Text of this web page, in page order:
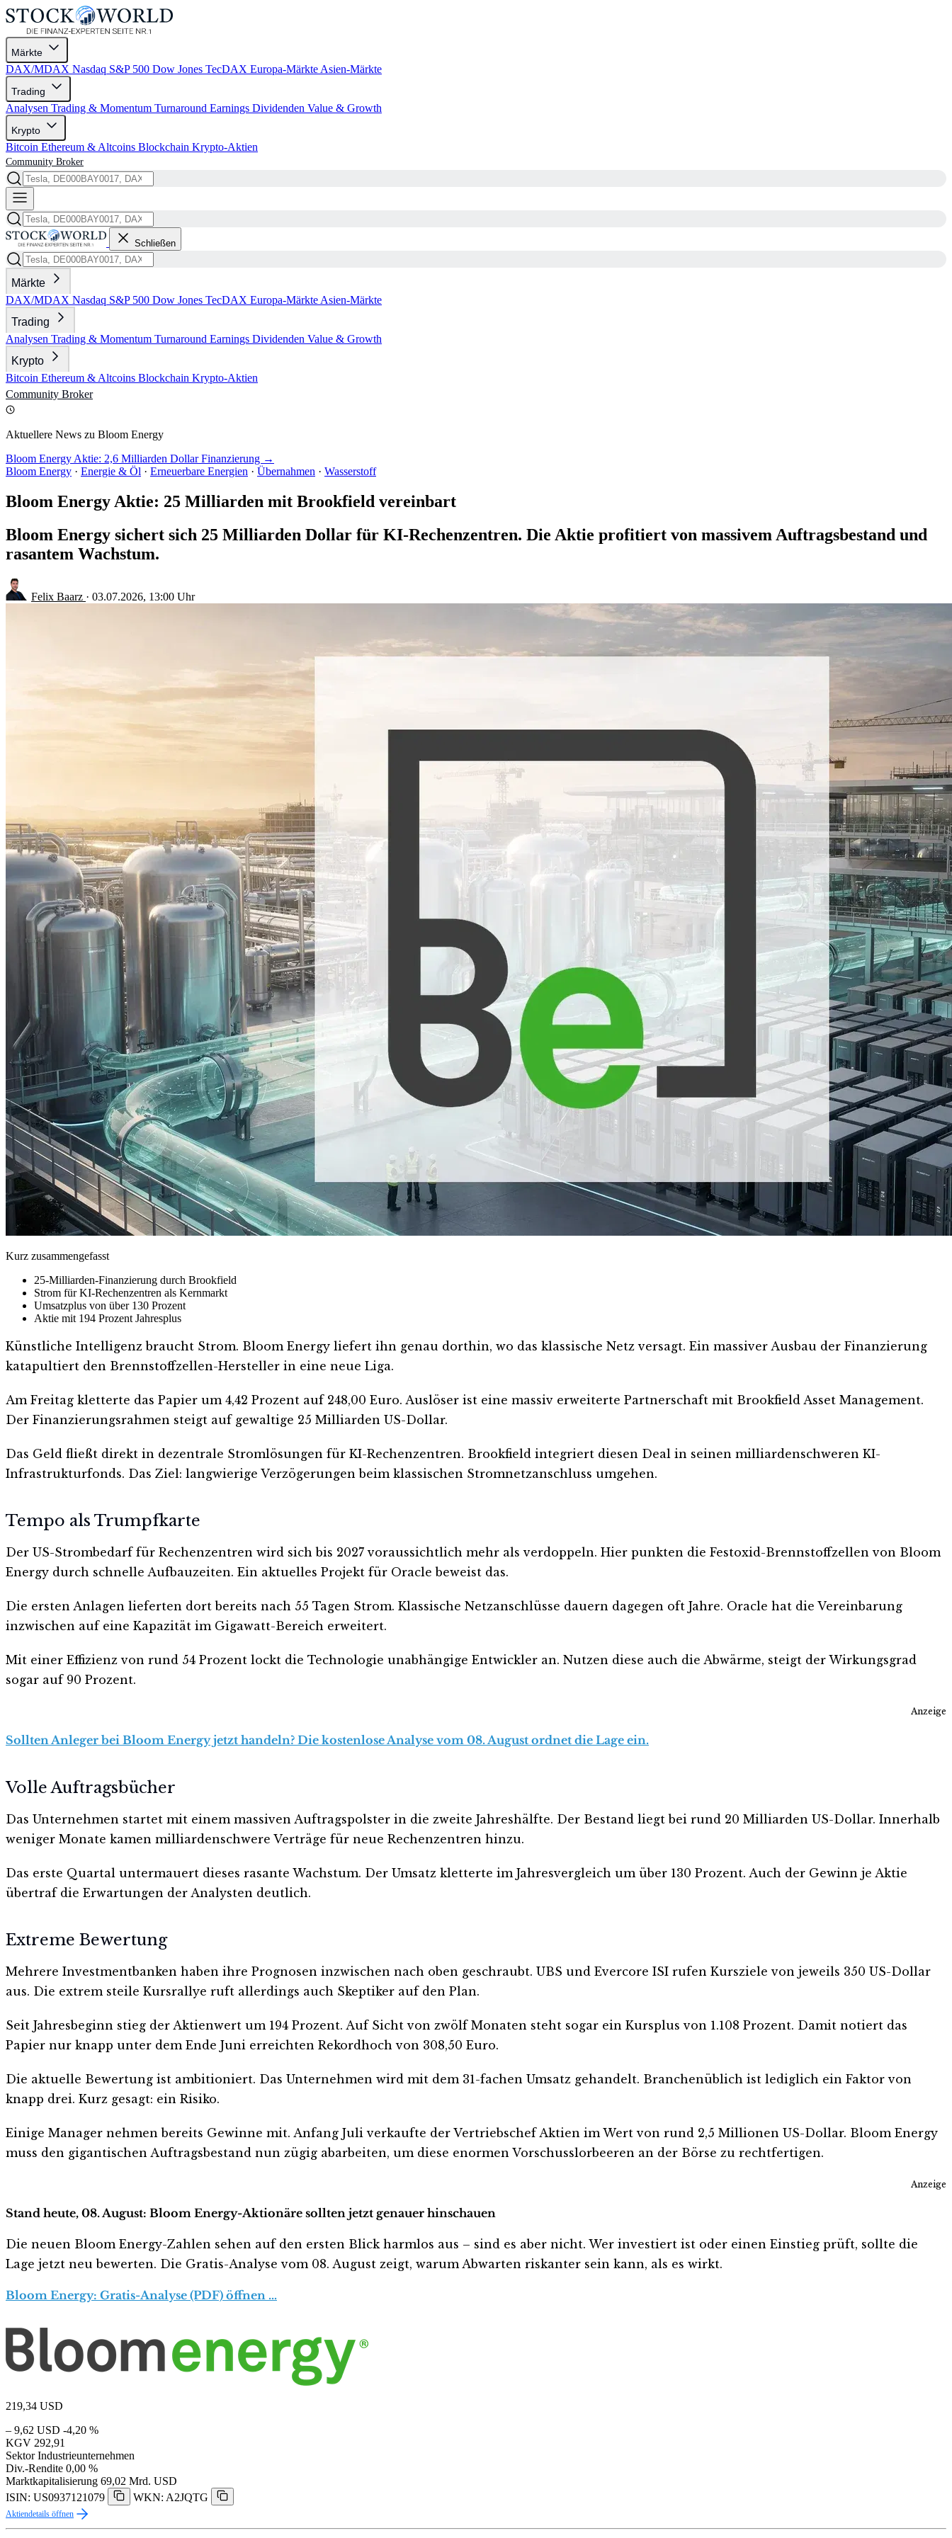
Märkte
DAX/MDAX Nasdaq S&P 500 Dow Jones TecDAX Europa-Märkte Asien-Märkte
Trading
Analysen Trading & Momentum Turnaround Earnings Dividenden Value & Growth
Krypto
Bitcoin Ethereum & Altcoins Blockchain Krypto-Aktien
Community Broker
Schließen
Märkte
DAX/MDAX Nasdaq S&P 500 Dow Jones TecDAX Europa-Märkte Asien-Märkte
Trading
Analysen Trading & Momentum Turnaround Earnings Dividenden Value & Growth
Krypto
Bitcoin Ethereum & Altcoins Blockchain Krypto-Aktien
Community Broker
Aktuellere News zu Bloom Energy
Bloom Energy Aktie: 2,6 Milliarden Dollar Finanzierung →
Bloom Energy · Energie & Öl · Erneuerbare Energien · Übernahmen · Wasserstoff
Bloom Energy Aktie: 25 Milliarden mit Brookfield vereinbart
Bloom Energy sichert sich 25 Milliarden Dollar für KI-Rechenzentren. Die Aktie profitiert von massivem Auftragsbestand und
rasantem Wachstum.
Felix Baarz · 03.07.2026, 13:00 Uhr
Kurz zusammengefasst
25-Milliarden-Finanzierung durch Brookfield
Strom für KI-Rechenzentren als Kernmarkt
Umsatzplus von über 130 Prozent
Aktie mit 194 Prozent Jahresplus
Künstliche Intelligenz braucht Strom. Bloom Energy liefert ihn genau dorthin, wo das klassische Netz versagt. Ein massiver Ausbau der Finanzierung
katapultiert den Brennstoffzellen-Hersteller in eine neue Liga.
Am Freitag kletterte das Papier um 4,42 Prozent auf 248,00 Euro. Auslöser ist eine massiv erweiterte Partnerschaft mit Brookfield Asset Management.
Der Finanzierungsrahmen steigt auf gewaltige 25 Milliarden US-Dollar.
Das Geld fließt direkt in dezentrale Stromlösungen für KI-Rechenzentren. Brookfield integriert diesen Deal in seinen milliardenschweren KI-
Infrastrukturfonds. Das Ziel: langwierige Verzögerungen beim klassischen Stromnetzanschluss umgehen.
Tempo als Trumpfkarte
Der US-Strombedarf für Rechenzentren wird sich bis 2027 voraussichtlich mehr als verdoppeln. Hier punkten die Festoxid-Brennstoffzellen von Bloom
Energy durch schnelle Aufbauzeiten. Ein aktuelles Projekt für Oracle beweist das.
Die ersten Anlagen lieferten dort bereits nach 55 Tagen Strom. Klassische Netzanschlüsse dauern dagegen oft Jahre. Oracle hat die Vereinbarung
inzwischen auf eine Kapazität im Gigawatt-Bereich erweitert.
Mit einer Effizienz von rund 54 Prozent lockt die Technologie unabhängige Entwickler an. Nutzen diese auch die Abwärme, steigt der Wirkungsgrad
sogar auf 90 Prozent.
Anzeige
Sollten Anleger bei Bloom Energy jetzt handeln? Die kostenlose Analyse vom 08. August ordnet die Lage ein.
Volle Auftragsbücher
Das Unternehmen startet mit einem massiven Auftragspolster in die zweite Jahreshälfte. Der Bestand liegt bei rund 20 Milliarden US-Dollar. Innerhalb
weniger Monate kamen milliardenschwere Verträge für neue Rechenzentren hinzu.
Das erste Quartal untermauert dieses rasante Wachstum. Der Umsatz kletterte im Jahresvergleich um über 130 Prozent. Auch der Gewinn je Aktie
übertraf die Erwartungen der Analysten deutlich.
Extreme Bewertung
Mehrere Investmentbanken haben ihre Prognosen inzwischen nach oben geschraubt. UBS und Evercore ISI rufen Kursziele von jeweils 350 US-Dollar
aus. Die extrem steile Kursrallye ruft allerdings auch Skeptiker auf den Plan.
Seit Jahresbeginn stieg der Aktienwert um 194 Prozent. Auf Sicht von zwölf Monaten steht sogar ein Kursplus von 1.108 Prozent. Damit notiert das
Papier nur knapp unter dem Ende Juni erreichten Rekordhoch von 308,50 Euro.
Die aktuelle Bewertung ist ambitioniert. Das Unternehmen wird mit dem 31-fachen Umsatz gehandelt. Branchenüblich ist lediglich ein Faktor von
knapp drei. Kurz gesagt: ein Risiko.
Einige Manager nehmen bereits Gewinne mit. Anfang Juli verkaufte der Vertriebschef Aktien im Wert von rund 2,5 Millionen US-Dollar. Bloom Energy
muss den gigantischen Auftragsbestand nun zügig abarbeiten, um diese enormen Vorschusslorbeeren an der Börse zu rechtfertigen.
Anzeige
Stand heute, 08. August: Bloom Energy-Aktionäre sollten jetzt genauer hinschauen
Die neuen Bloom Energy-Zahlen sehen auf den ersten Blick harmlos aus – sind es aber nicht. Wer investiert ist oder einen Einstieg prüft, sollte die
Lage jetzt neu bewerten. Die Gratis-Analyse vom 08. August zeigt, warum Abwarten riskanter sein kann, als es wirkt.
Bloom Energy: Gratis-Analyse (PDF) öffnen …
219,34 USD
– 9,62 USD -4,20 %
KGV 292,91
Sektor Industrieunternehmen
Div.-Rendite 0,00 %
Marktkapitalisierung 69,02 Mrd. USD
ISIN: US0937121079
WKN: A2JQTG
Aktiendetails öffnen